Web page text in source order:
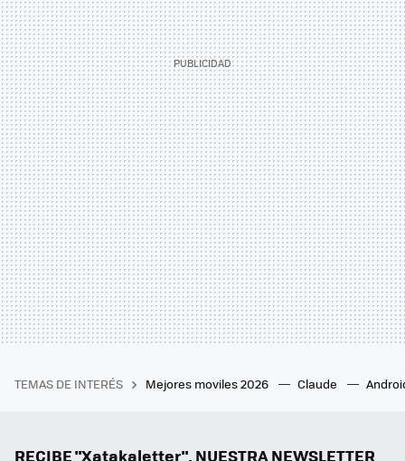
TEMAS DE INTERÉS Mejores moviles 2026 Claude
RECIBE "Xatakaletter", NUESTRA NEWSLETTER